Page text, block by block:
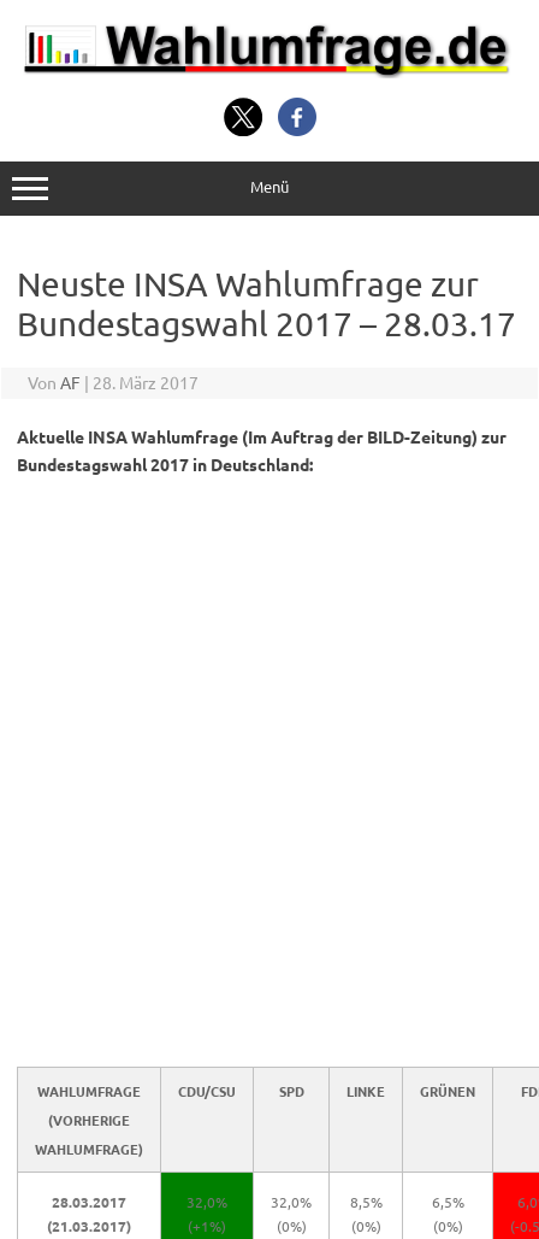
Inhalt
springen
Menü
Neuste INSA Wahlumfrage zur
Bundestagswahl 2017 – 28.03.17
Von AF | 28. März 2017
Aktuelle INSA Wahlumfrage (Im Auftrag der BILD-Zeitung) zur
Bundestagswahl 2017 in Deutschland:
WAHLUMFRAGE
(VORHERIGE
WAHLUMFRAGE)
CDU/CSU SPD LINKE GRÜNEN
28.03.2017
(21.03.2017)
32,0%
(+1%)
32,0%
(0%)
8,5%
(0%)
6,5%
(0%)
(-